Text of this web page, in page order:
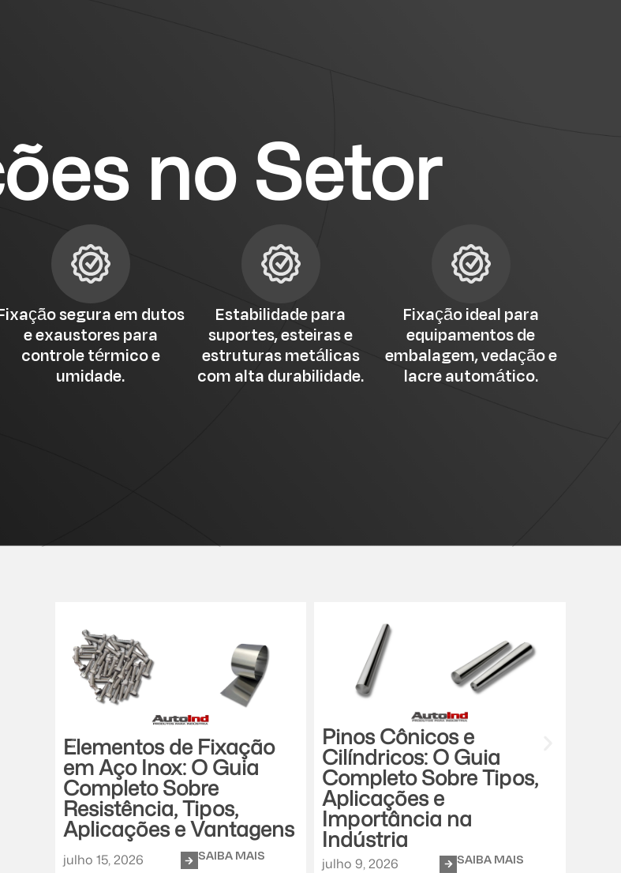
no Setor
segura em dutos
e exaustores para
controle térmico e
umidade.
Estabilidade para
suportes, esteiras e
estruturas metálicas
com alta durabilidade.
Fixação ideal para
equipamentos de
embalagem, vedação e
lacre automático.
Elementos de Fixação
em Aço Inox: O Guia
Completo Sobre
Resistência, Tipos,
Aplicações e Vantagens
julho 15, 2026 SAIBA MAIS
Pinos Cônicos e
Cilíndricos: O Guia
Completo Sobre Tipos,
Aplicações e
Importância na
Indústria
julho 9, 2026 SAIBA MAIS